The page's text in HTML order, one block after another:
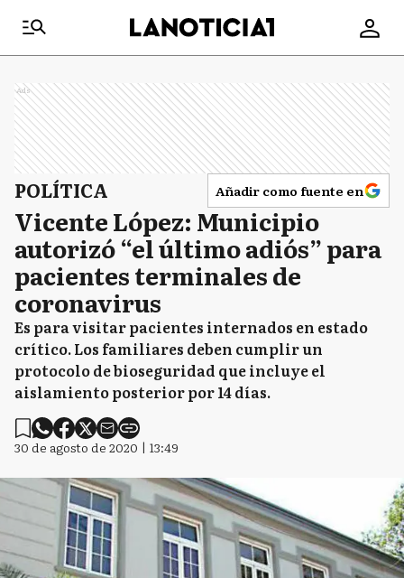
Ads
POLÍTICA Añadir como fuente en
Vicente López: Municipio
autorizó “el último adiós” para
pacientes terminales de
coronavirus
Es para visitar pacientes internados en estado
crítico. Los familiares deben cumplir un
protocolo de bioseguridad que incluye el
aislamiento posterior por 14 días.
30 de agosto de 2020 | 13:49